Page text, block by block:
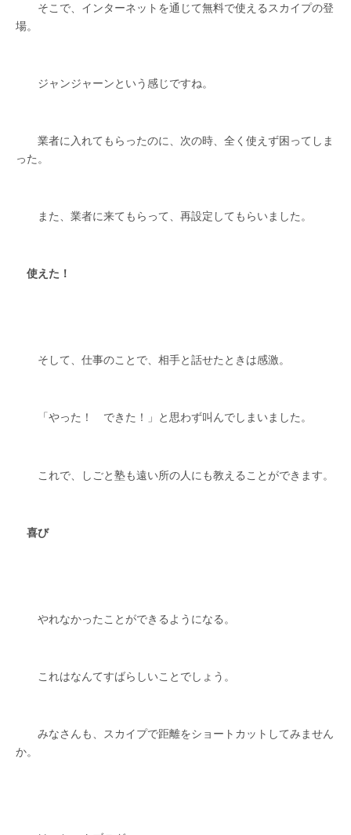
そこで、インターネットを通じて無料で使えるスカイプの登
場。
ジャンジャーンという感じですね。
業者に入れてもらったのに、次の時、全く使えず困ってしま
った。
また、業者に来てもらって、再設定してもらいました。
使えた！
そして、仕事のことで、相手と話せたときは感激。
「やった！ できた！」と思わず叫んでしまいました。
これで、しごと塾も遠い所の人にも教えることができます。
喜び
やれなかったことができるようになる。
これはなんてすばらしいことでしょう。
みなさんも、スカイプで距離をショートカットしてみません
か。